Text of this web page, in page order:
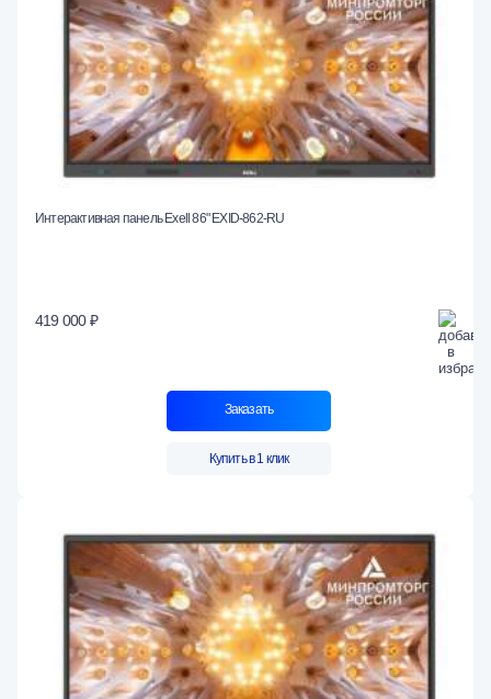
Интерактивная панель Exell 86" EXID-862-RU
419 000 ₽
Заказать
Купить в 1 клик